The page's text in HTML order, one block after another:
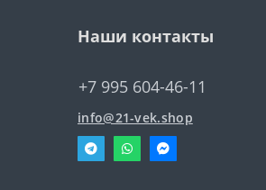
Наши контакты
+7 995 604-46-11
info@21-vek.shop